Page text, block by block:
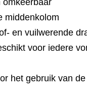
middenkolom
en vuilwerende
voor iedere
het gebruik van